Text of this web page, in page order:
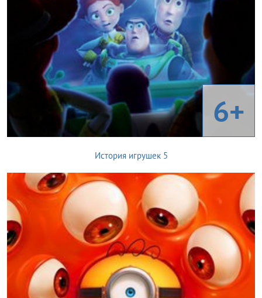
6+
История игрушек 5